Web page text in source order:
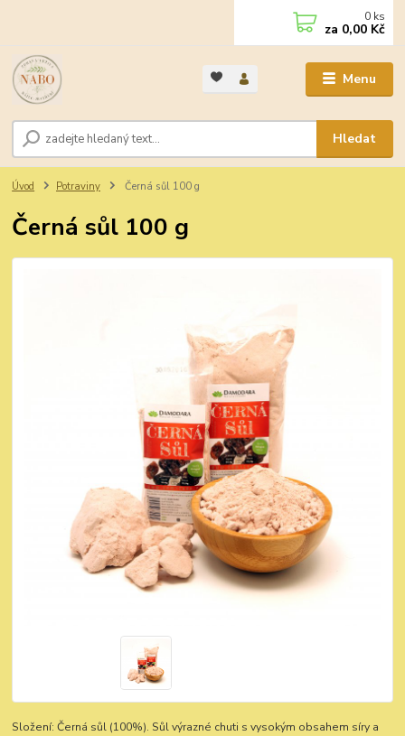
Menu
Hledat
0 ks
za 0,00 Kč
Úvod Potraviny Černá sůl 100 g
Černá sůl 100 g
Složení: Černá sůl (100%). Sůl výrazné chuti s vysokým obsahem síry a